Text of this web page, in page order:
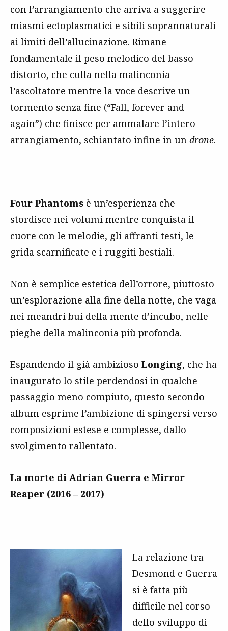
con l’arrangiamento che arriva a suggerire
miasmi ectoplasmatici e sibili soprannaturali
ai limiti dell’allucinazione. Rimane
fondamentale il peso melodico del basso
distorto, che culla nella malinconia
l’ascoltatore mentre la voce descrive un
tormento senza fine (“Fall, forever and
again”) che finisce per ammalare l’intero
arrangiamento, schiantato infine in un drone.
Four Phantoms è un’esperienza che
stordisce nei volumi mentre conquista il
cuore con le melodie, gli affranti testi, le
grida scarnificate e i ruggiti bestiali.
Non è semplice estetica dell’orrore, piuttosto
un’esplorazione alla fine della notte, che vaga
nei meandri bui della mente d’incubo, nelle
pieghe della malinconia più profonda.
Espandendo il già ambizioso Longing, che ha
inaugurato lo stile perdendosi in qualche
passaggio meno compiuto, questo secondo
album esprime l’ambizione di spingersi verso
composizioni estese e complesse, dallo
svolgimento rallentato.
La morte di Adrian Guerra e Mirror
Reaper (2016 – 2017)
La relazione tra
Desmond e Guerra
si è fatta più
difficile nel corso
dello sviluppo di